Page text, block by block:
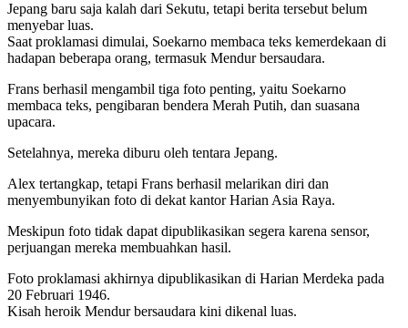
Jepang baru saja kalah dari Sekutu, tetapi berita tersebut belum
menyebar luas.
Saat proklamasi dimulai, Soekarno membaca teks kemerdekaan di
hadapan beberapa orang, termasuk Mendur bersaudara.
Frans berhasil mengambil tiga foto penting, yaitu Soekarno
membaca teks, pengibaran bendera Merah Putih, dan suasana
upacara.
Setelahnya, mereka diburu oleh tentara Jepang.
Alex tertangkap, tetapi Frans berhasil melarikan diri dan
menyembunyikan foto di dekat kantor Harian Asia Raya.
Meskipun foto tidak dapat dipublikasikan segera karena sensor,
perjuangan mereka membuahkan hasil.
Foto proklamasi akhirnya dipublikasikan di Harian Merdeka pada
20 Februari 1946.
Kisah heroik Mendur bersaudara kini dikenal luas.